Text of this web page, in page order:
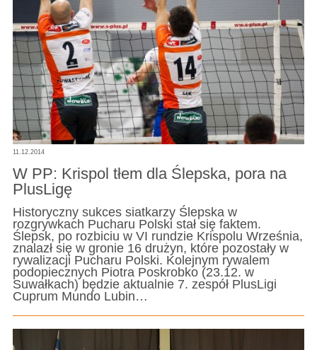
11.12.2014
W PP: Krispol tłem dla Ślepska, pora na
PlusLigę
Historyczny sukces siatkarzy Ślepska w
rozgrywkach Pucharu Polski stał się faktem.
Ślepsk, po rozbiciu w VI rundzie Krispolu Września,
znalazł się w gronie 16 drużyn, które pozostały w
rywalizacji Pucharu Polski. Kolejnym rywalem
podopiecznych Piotra Poskrobko (23.12. w
Suwałkach) będzie aktualnie 7. zespół PlusLigi
Cuprum Mundo Lubin…